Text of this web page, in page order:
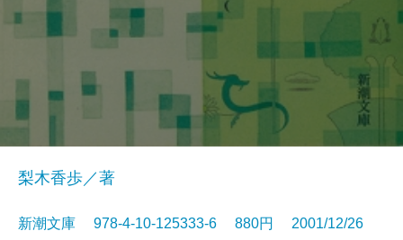
梨木香歩／著
新潮文庫 978-4-10-125333-6 880円 2001/12/26